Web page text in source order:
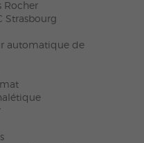
Rocher
Strasbourg
automatique de